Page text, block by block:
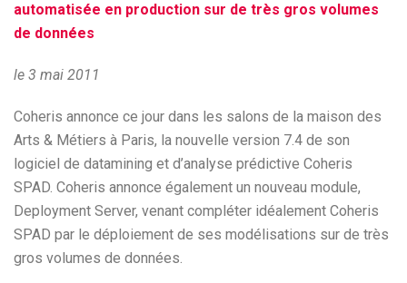
automatisée en production sur de très gros volumes
de données
le 3 mai 2011
Coheris annonce ce jour dans les salons de la maison des
Arts & Métiers à Paris, la nouvelle version 7.4 de son
logiciel de datamining et d’analyse prédictive Coheris
SPAD. Coheris annonce également un nouveau module,
Deployment Server, venant compléter idéalement Coheris
SPAD par le déploiement de ses modélisations sur de très
gros volumes de données.